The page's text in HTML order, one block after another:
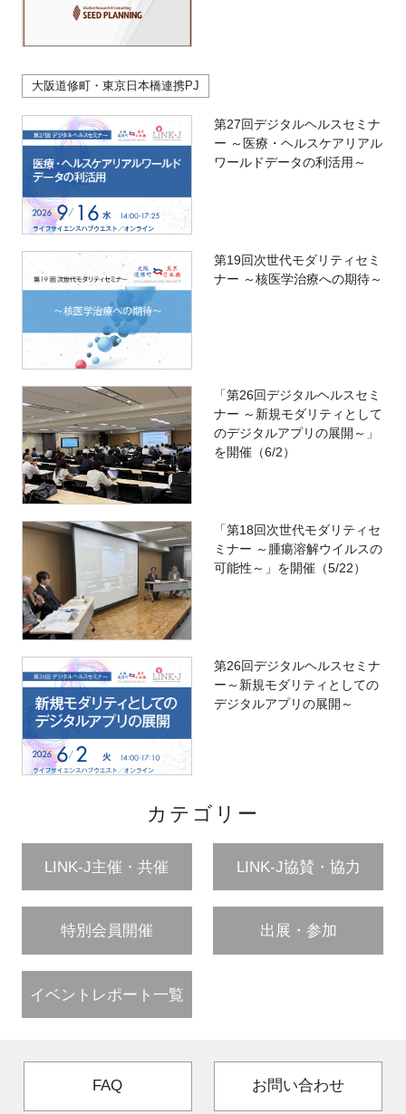
大阪道修町・東京日本橋連携PJ
第27回デジタルヘルスセミナ
ー ～医療・ヘルスケアリアル
ワールドデータの利活用～
第19回次世代モダリティセミ
ナー ～核医学治療への期待～
「第26回デジタルヘルスセミ
ナー ～新規モダリティとして
のデジタルアプリの展開～」
を開催（6/2）
「第18回次世代モダリティセ
ミナー ～腫瘍溶解ウイルスの
可能性～」を開催（5/22）
第26回デジタルヘルスセミナ
ー～新規モダリティとしての
デジタルアプリの展開～
カテゴリー
LINK-J主催・共催 LINK-J協賛・協力
特別会員開催 出展・参加
イベントレポート一覧
FAQ お問い合わせ